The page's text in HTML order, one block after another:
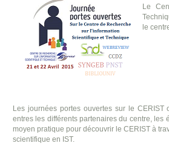
Le
le
Les journées portes ouvertes sur le CERIST
entres les différents partenaires du centre, les
moyen pratique pour découvrir le CERIST à
scientifique en IST.